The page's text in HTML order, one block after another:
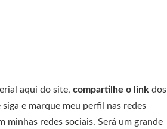
aqui do site, compartilhe o link dos
e marque meu perfil nas redes
minhas redes sociais. Será um grande